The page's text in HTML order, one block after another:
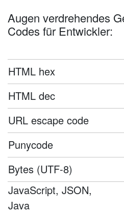
Augen verdrehendes
Codes für Entwickler:
HTML hex
HTML dec
URL escape code
Punycode
Bytes (UTF-8)
JavaScript, JSON,
Java